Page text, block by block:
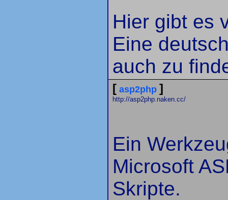
Hier gibt es
Eine
auch zu
[ asp2php ]
http://asp2php.naken.cc/
Ein
Microsoft
Skripte.